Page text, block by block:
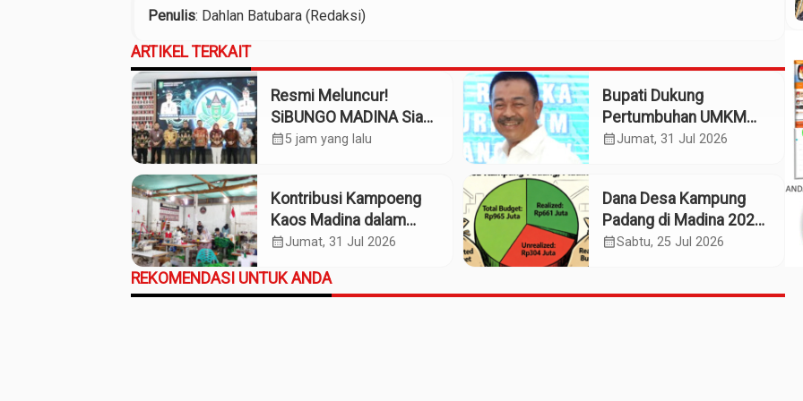
Penulis: Dahlan Batubara (Redaksi)
ARTIKEL TERKAIT
Resmi Meluncur!
SiBUNGO MADINA Siap
Optimalkan Pendapatan
calendar_month5 jam yang lalu
Bupati Dukung
Pertumbuhan UMKM
Termasuk Kampoeng
calendar_monthJumat, 31 Jul 2026
Kontribusi Kampoeng
Kaos Madina dalam
Industri Budaya dan
calendar_monthJumat, 31 Jul 2026
Dana Desa Kampung
Padang di Madina 2025:
Pagu Rp965 Juta,
calendar_monthSabtu, 25 Jul 2026
REKOMENDASI UNTUK ANDA